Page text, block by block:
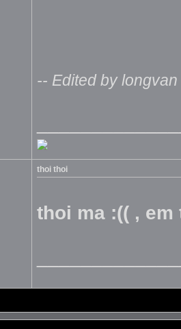
-- Edited by
thoi thoi
thoi ma :(( ,